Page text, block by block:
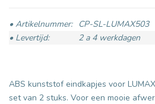
• Artikelnummer:
CP-SL-LUMAX503
• Levertijd:
2 a 4 werkdagen
ABS kunststof eindkapjes voor
set van 2 stuks. Voor een mooie